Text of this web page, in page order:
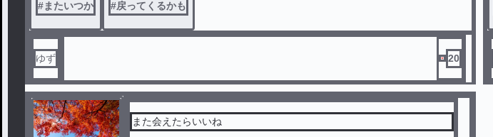
ま、会ったらまた仲良くして
#またいつか #戻ってくるかも
ゆず 20
また会えたらいいね